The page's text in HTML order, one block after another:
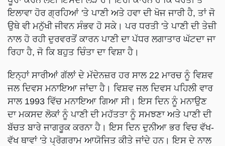
ਇਲਾਵਾ ਹੋਰ ਗ੍ਰਹਿਆਂ 'ਤੇ ਪਾਣੀ ਅਤੇ ਹਵਾ ਦੀ ਖੋਜ ਜਾਰੀ ਹੈ, ਤਾਂ ਜੋ
ਉਥੇ ਵੀ ਮਨੁੱਖੀ ਜੀਵਨ ਸੰਭਵ ਹੋ ਸਕੇ। ਪਰ ਧਰਤੀ 'ਤੇ ਪਾਣੀ ਦੀ ਤੇਜ਼ੀ
ਨਾਲ ਹੋ ਰਹੀ ਦੁਰਵਰਤੋਂ ਕਾਰਨ ਪਾਣੀ ਦਾ ਪੱਧਰ ਲਗਾਤਾਰ ਘੱਟਦਾ ਜਾ
ਰਿਹਾ ਹੈ, ਜੋ ਕਿ ਬਹੁਤ ਚਿੰਤਾ ਦਾ ਵਿਸ਼ਾ ਹੈ।
ਇਨ੍ਹਾਂ ਸਾਰੀਆਂ ਗੱਲਾਂ ਦੇ ਮੱਦੇਨਜ਼ਰ ਹਰ ਸਾਲ 22 ਮਾਰਚ ਨੂੰ ਵਿਸ਼ਵ
ਜਲ ਦਿਵਸ ਮਨਾਇਆ ਜਾਂਦਾ ਹੈ। ਵਿਸ਼ਵ ਜਲ ਦਿਵਸ ਪਹਿਲੀ ਵਾਰ
ਸਾਲ 1993 ਵਿੱਚ ਮਨਾਇਆ ਗਿਆ ਸੀ। ਇਸ ਦਿਨ ਨੂੰ ਮਨਾਉਣ
ਦਾ ਮਕਸਦ ਲੋਕਾਂ ਨੂੰ ਪਾਣੀ ਦੀ ਮਹੱਤਤਾ ਨੂੰ ਸਮਝਣਾ ਅਤੇ ਪਾਣੀ ਦੀ
ਬੱਚਤ ਬਾਰੇ ਜਾਗਰੂਕ ਕਰਨਾ ਹੈ। ਇਸ ਦਿਨ ਦੁਨੀਆ ਭਰ ਵਿਚ ਵੱਖ-
ਵੱਖ ਥਾਵਾਂ 'ਤੇ ਪ੍ਰੋਗਰਾਮ ਆਯੋਜਿਤ ਕੀਤੇ ਜਾਂਦੇ ਹਨ। ਇਸ ਦੇ ਨਾਲ